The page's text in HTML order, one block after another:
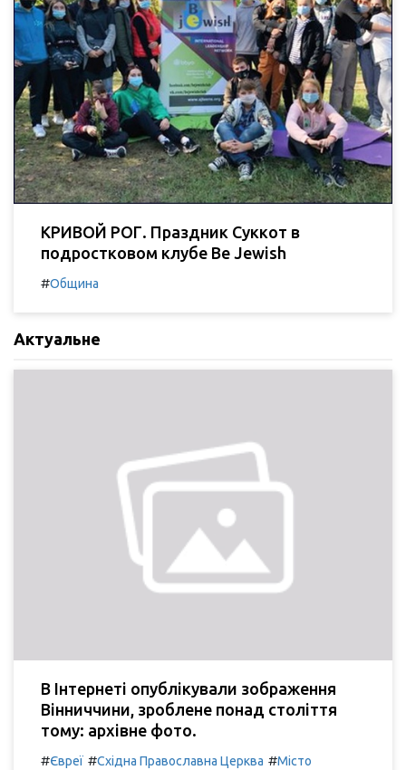
КРИВОЙ РОГ. Праздник Суккот в
подростковом клубе Be Jewish
#Община
Актуальне
В Інтернеті опублікували зображення
Вінниччини, зроблене понад століття
тому: архівне фото.
#Євреї #Східна Православна Церква #Місто